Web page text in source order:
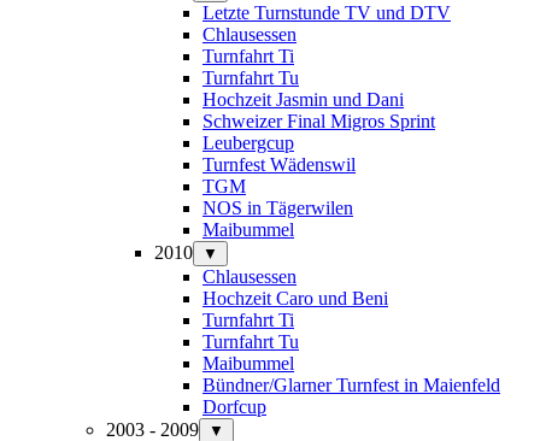
Letzte Turnstunde TV und DTV
Chlausessen
Turnfahrt Ti
Turnfahrt Tu
Hochzeit Jasmin und Dani
Schweizer Final Migros Sprint
Leubergcup
Turnfest Wädenswil
TGM
NOS in Tägerwilen
Maibummel
2010
▼
Chlausessen
Hochzeit Caro und Beni
Turnfahrt Ti
Turnfahrt Tu
Maibummel
Bündner/Glarner Turnfest in Maienfeld
Dorfcup
2003 - 2009
▼